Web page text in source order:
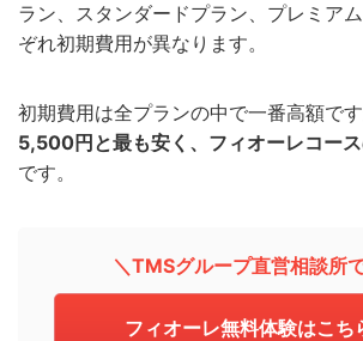
ラン、スタンダードプラン、プレミア
ぞれ初期費用が異なります。
初期費用は全プランの中で一番高額です
5,500円と最も安く、フィオーレコー
です。
＼TMSグループ直営相談所
フィオーレ無料体験はこち